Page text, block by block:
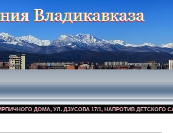
ДОМА, УЛ. ДЗУСОВА 17/1, НАПРОТИВ ДЕТСКОГО